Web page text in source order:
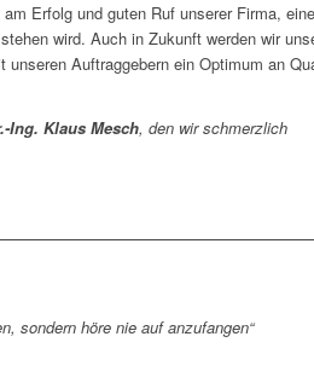
Erfolg und guten Ruf unserer Firma,
wird. Auch in Zukunft werden wir
Auftraggebern ein Optimum an
Ing. Klaus Mesch, den wir schmerzlich
sondern höre nie auf anzufangen“